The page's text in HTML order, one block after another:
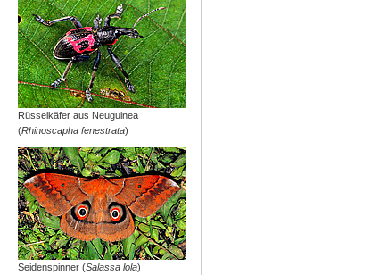
Rüsselkäfer aus Neuguinea
(Rhinoscapha fenestrata)
Seidenspinner (Salassa lola)